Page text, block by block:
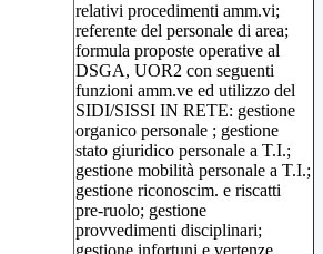
relativi procedimenti amm.vi;
referente del personale di area;
formula proposte operative al
DSGA, UOR2 con seguenti
funzioni amm.ve ed utilizzo del
SIDI/SISSI IN RETE: gestione
organico personale ; gestione
stato giuridico personale a T.I.;
gestione mobilità personale a T.I.;
gestione riconoscim. e riscatti
pre-ruolo; gestione
provvedimenti disciplinari;